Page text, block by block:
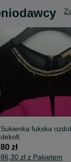
Sukienka fukska
dekolt
80 zł
86,30 zł z Pakietem